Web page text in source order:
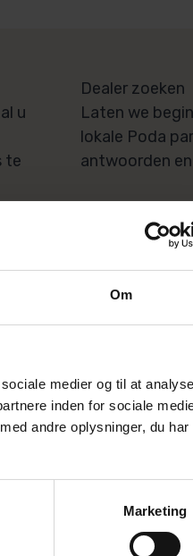
Om
medier og til at
inden for sociale
andre oplysninger, du har
Marketing
u
te
Dealer zoeken
Laten we
lokale Poda
antwoorden